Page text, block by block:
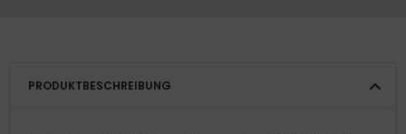
PRODUKTBESCHREIBUNG